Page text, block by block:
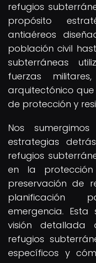
refugios
propósito
antiaéreos
población civil
subterráneas
fuerzas
arquitectónico
de protección y
Nos
estrategias
refugios
en la
preservación de
planificación
emergencia.
visión
refugios
específicos y